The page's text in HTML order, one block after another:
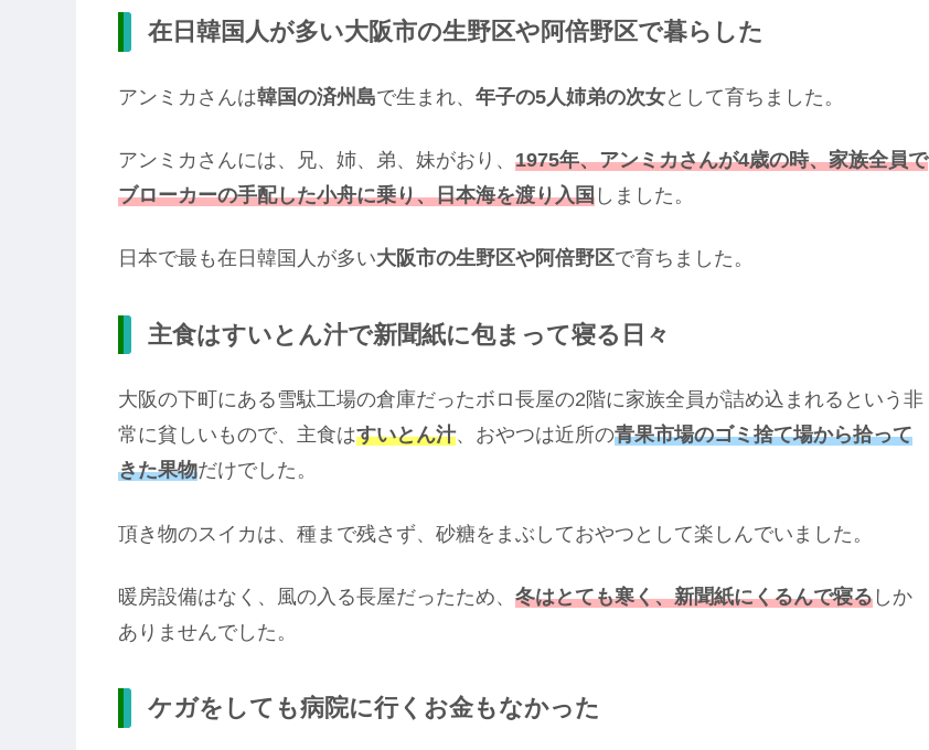
在日韓国人が多い大阪市の生野区や阿倍野区で暮らした
アンミカさんは韓国の済州島で生まれ、 年子の5人姉弟の次女として育ちました。
アンミカさんには、兄、姉、弟、妹がおり、 1975年、アンミカさんが4歳の時、家族全員で
ブローカーの手配した小舟に乗り、日本海を渡り入国 しました。
日本で最も在日韓国人が多い大阪市の生野区や阿倍野区で育ちました。
主食はすいとん汁で新聞紙に包まって寝る日々
大阪の下町にある雪駄工場の倉庫だったボロ長屋の2階に家族全員が詰め込まれるという非
常に貧しいもので、主食はすいとん汁、おやつは近所の青果市場のゴミ捨て場から拾って
きた果物だけでした。
頂き物のスイカは、種まで残さず、砂糖をまぶしておやつとして楽しんでいました。
暖房設備はなく、風の入る長屋だったため、 冬はとても寒く、新聞紙にくるんで寝る しか
ありませんでした。
ケガをしても病院に行くお金もなかった